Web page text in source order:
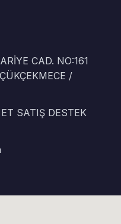
CAD. NO:161
/
SATIŞ DESTEK